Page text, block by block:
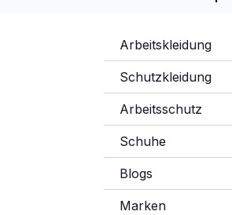
SitemapArbeitskleidung
Schutzkleidung
Arbeitsschutz
Schuhe
Blogs
Marken